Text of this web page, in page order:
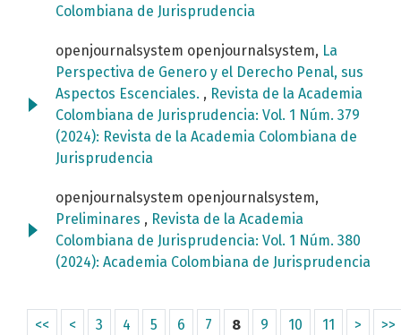
Colombiana de Jurisprudencia
openjournalsystem openjournalsystem, La
Perspectiva de Genero y el Derecho Penal, sus
Aspectos Escenciales. , Revista de la Academia
Colombiana de Jurisprudencia: Vol. 1 Núm. 379
(2024): Revista de la Academia Colombiana de
Jurisprudencia
openjournalsystem openjournalsystem,
Preliminares , Revista de la Academia
Colombiana de Jurisprudencia: Vol. 1 Núm. 380
(2024): Academia Colombiana de Jurisprudencia
<< < 3 4 5 6 7 8 9 10 11 > >>